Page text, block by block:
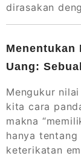
dirasakan
Menentukan
Uang:
Mengukur
kita cara
makna
hanya
keterikatan